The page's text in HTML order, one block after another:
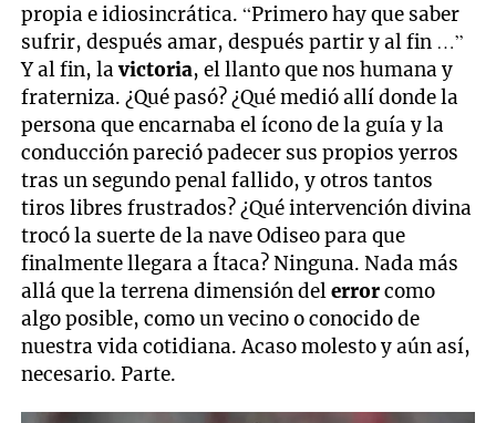
propia e idiosincrática. “Primero hay que saber
sufrir, después amar, después partir y al fin …”
Y al fin, lavictoria, el llanto que nos humana y
fraterniza. ¿Qué pasó? ¿Qué medió allí donde la
persona que encarnaba el ícono de la guía y la
conducción pareció padecer sus propios yerros
tras un segundo penal fallido, y otros tantos
tiros libres frustrados? ¿Qué intervención divina
trocó la suerte de la nave Odiseo para que
finalmente llegara a Ítaca? Ninguna. Nada más
allá que la terrena dimensión delerrorcomo
algo posible, como un vecino o conocido de
nuestra vida cotidiana. Acaso molesto y aún así,
necesario. Parte.